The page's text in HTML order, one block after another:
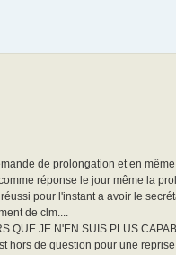
de prolongation et en
réponse le jour même la
pour l'instant a avoir le
de clm....
QUE JE N'EN SUIS PLUS
hors de question pour une